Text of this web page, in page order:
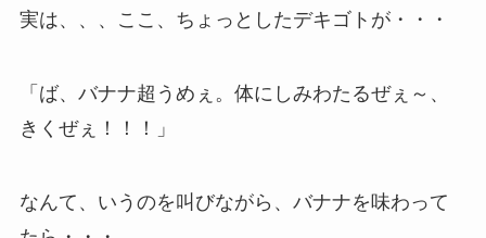
実は、、、ここ、ちょっとしたデキゴトが・・・
「ば、バナナ超うめぇ。体にしみわたるぜぇ～、
きくぜぇ！！！」
なんて、いうのを叫びながら、バナナを味わって